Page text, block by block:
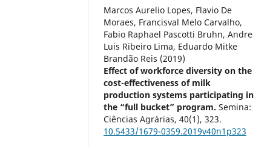
Marcos Aurelio Lopes, Flavio De
Moraes, Francisval Melo Carvalho,
Fabio Raphael Pascotti Bruhn, Andre
Luis Ribeiro Lima, Eduardo Mitke
Brandão Reis (2019)
Effect of workforce diversity on the
cost-effectiveness of milk
production systems participating in
the “full bucket” program.Semina:
Ciências Agrárias,40(1),323.
10.5433/1679-0359.2019v40n1p323